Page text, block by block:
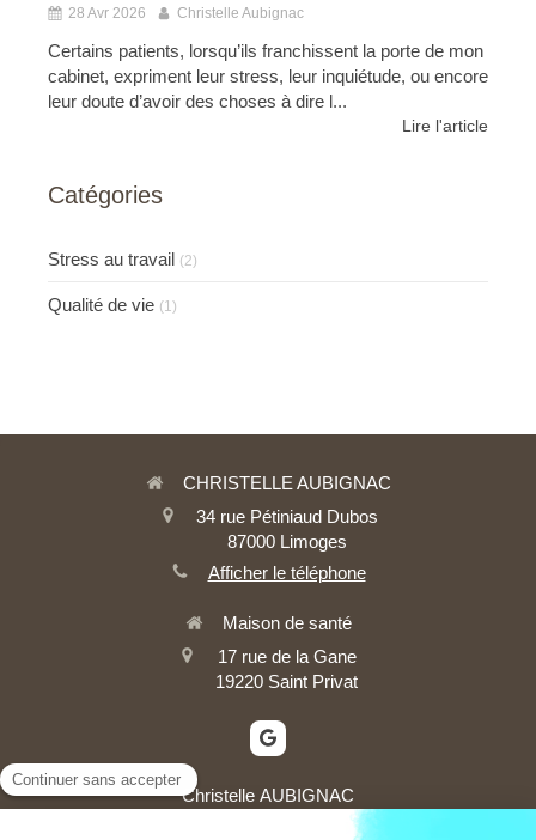
28 Avr 2026 Christelle Aubignac
Certains patients, lorsqu’ils franchissent la porte de mon
cabinet, expriment leur stress, leur inquiétude, ou encore
leur doute d’avoir des choses à dire l...
Lire l'article
Catégories
Stress au travail (2)
Qualité de vie (1)
CHRISTELLE AUBIGNAC
34 rue Pétiniaud Dubos
87000 Limoges
Afficher le téléphone
Maison de santé
17 rue de la Gane
19220 Saint Privat
Christelle AUBIGNAC
Psychologue clinicienne & Coach